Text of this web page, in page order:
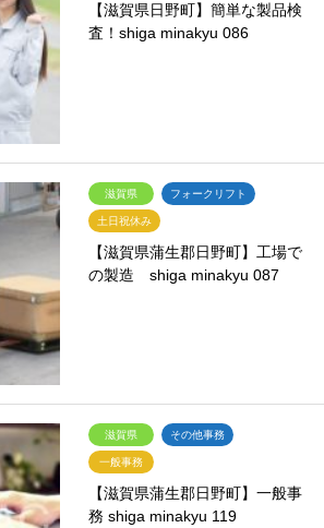
【滋賀県日野町】簡単な製品検
査！shiga minakyu 086
滋賀県 フォークリフト
土日祝休み
【滋賀県蒲生郡日野町】工場で
の製造 shiga minakyu 087
滋賀県 その他事務
一般事務
【滋賀県蒲生郡日野町】一般事
務 shiga minakyu 119